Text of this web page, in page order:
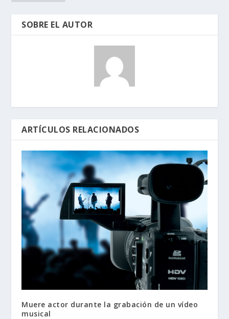
SOBRE EL AUTOR
ARTÍCULOS RELACIONADOS
Muere actor durante la grabación de un vídeo
musical